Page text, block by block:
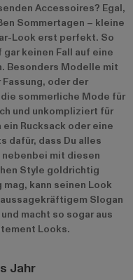
Accessoires? Egal,
Sommertagen – kleine
Look erst perfekt. So
keinen Fall auf eine
Besonders Modelle mit
oder der
sommerliche Mode für
und unkompliziert für
Rucksack oder eine
dafür, dass Du alles
mit diesen
Style goldrichtig
kann seinen Look
Slogan
macht so sogar aus
Looks.
Jahr